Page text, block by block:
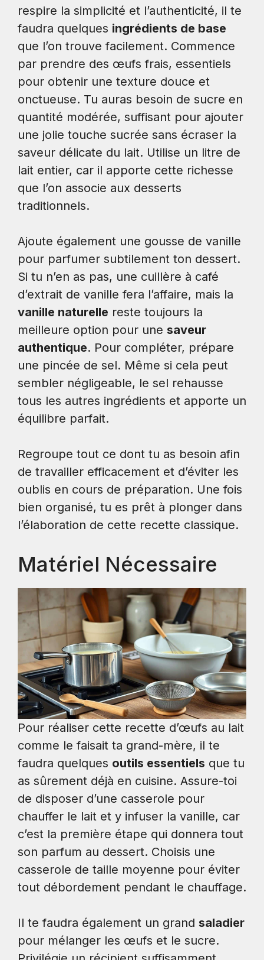
respire la simplicité et l’authenticité, il te
faudra quelques ingrédients de base
que l’on trouve facilement. Commence
par prendre des œufs frais, essentiels
pour obtenir une texture douce et
onctueuse. Tu auras besoin de sucre en
quantité modérée, suffisant pour ajouter
une jolie touche sucrée sans écraser la
saveur délicate du lait. Utilise un litre de
lait entier, car il apporte cette richesse
que l’on associe aux desserts
traditionnels.
Ajoute également une gousse de vanille
pour parfumer subtilement ton dessert.
Si tu n’en as pas, une cuillère à café
d’extrait de vanille fera l’affaire, mais la
vanille naturelle reste toujours la
meilleure option pour une saveur
authentique. Pour compléter, prépare
une pincée de sel. Même si cela peut
sembler négligeable, le sel rehausse
tous les autres ingrédients et apporte un
équilibre parfait.
Regroupe tout ce dont tu as besoin afin
de travailler efficacement et d’éviter les
oublis en cours de préparation. Une fois
bien organisé, tu es prêt à plonger dans
l’élaboration de cette recette classique.
Matériel Nécessaire
Pour réaliser cette recette d’œufs au lait
comme le faisait ta grand-mère, il te
faudra quelques outils essentiels que tu
as sûrement déjà en cuisine. Assure-toi
de disposer d’une casserole pour
chauffer le lait et y infuser la vanille, car
c’est la première étape qui donnera tout
son parfum au dessert. Choisis une
casserole de taille moyenne pour éviter
tout débordement pendant le chauffage.
Il te faudra également un grand saladier
pour mélanger les œufs et le sucre.